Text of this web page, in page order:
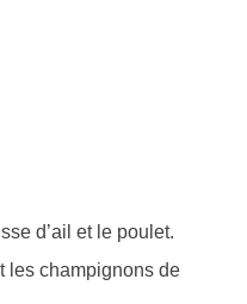
d’ail et le poulet.
les champignons de